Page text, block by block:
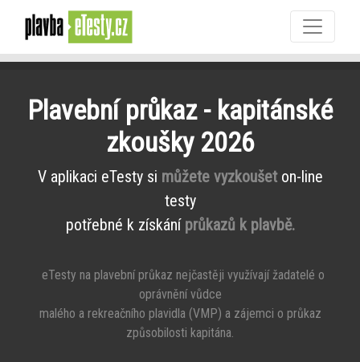
Plavební průkaz - kapitánské
zkoušky 2026
V aplikaci eTesty si můžete vyzkoušeton-line
testy
potřebné k získání průkazů k plavbě.
eTesty na plavební průkaz nejčastěji využívají žadatelé o
oprávnění vůdce
malého a rekreačního plavidla (VMP) a zájemci o průkaz
způsobilosti kapitána.